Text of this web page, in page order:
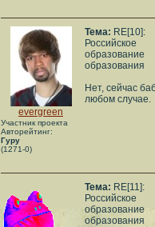
evergreen
Участник проекта
Авторейтинг:
Гуру
(1271-0)
Тема: RE[10]:
Российское
образование
образования
Нет, сейчас
любом случае.
Тема: RE[11]:
Российское
образование
образования